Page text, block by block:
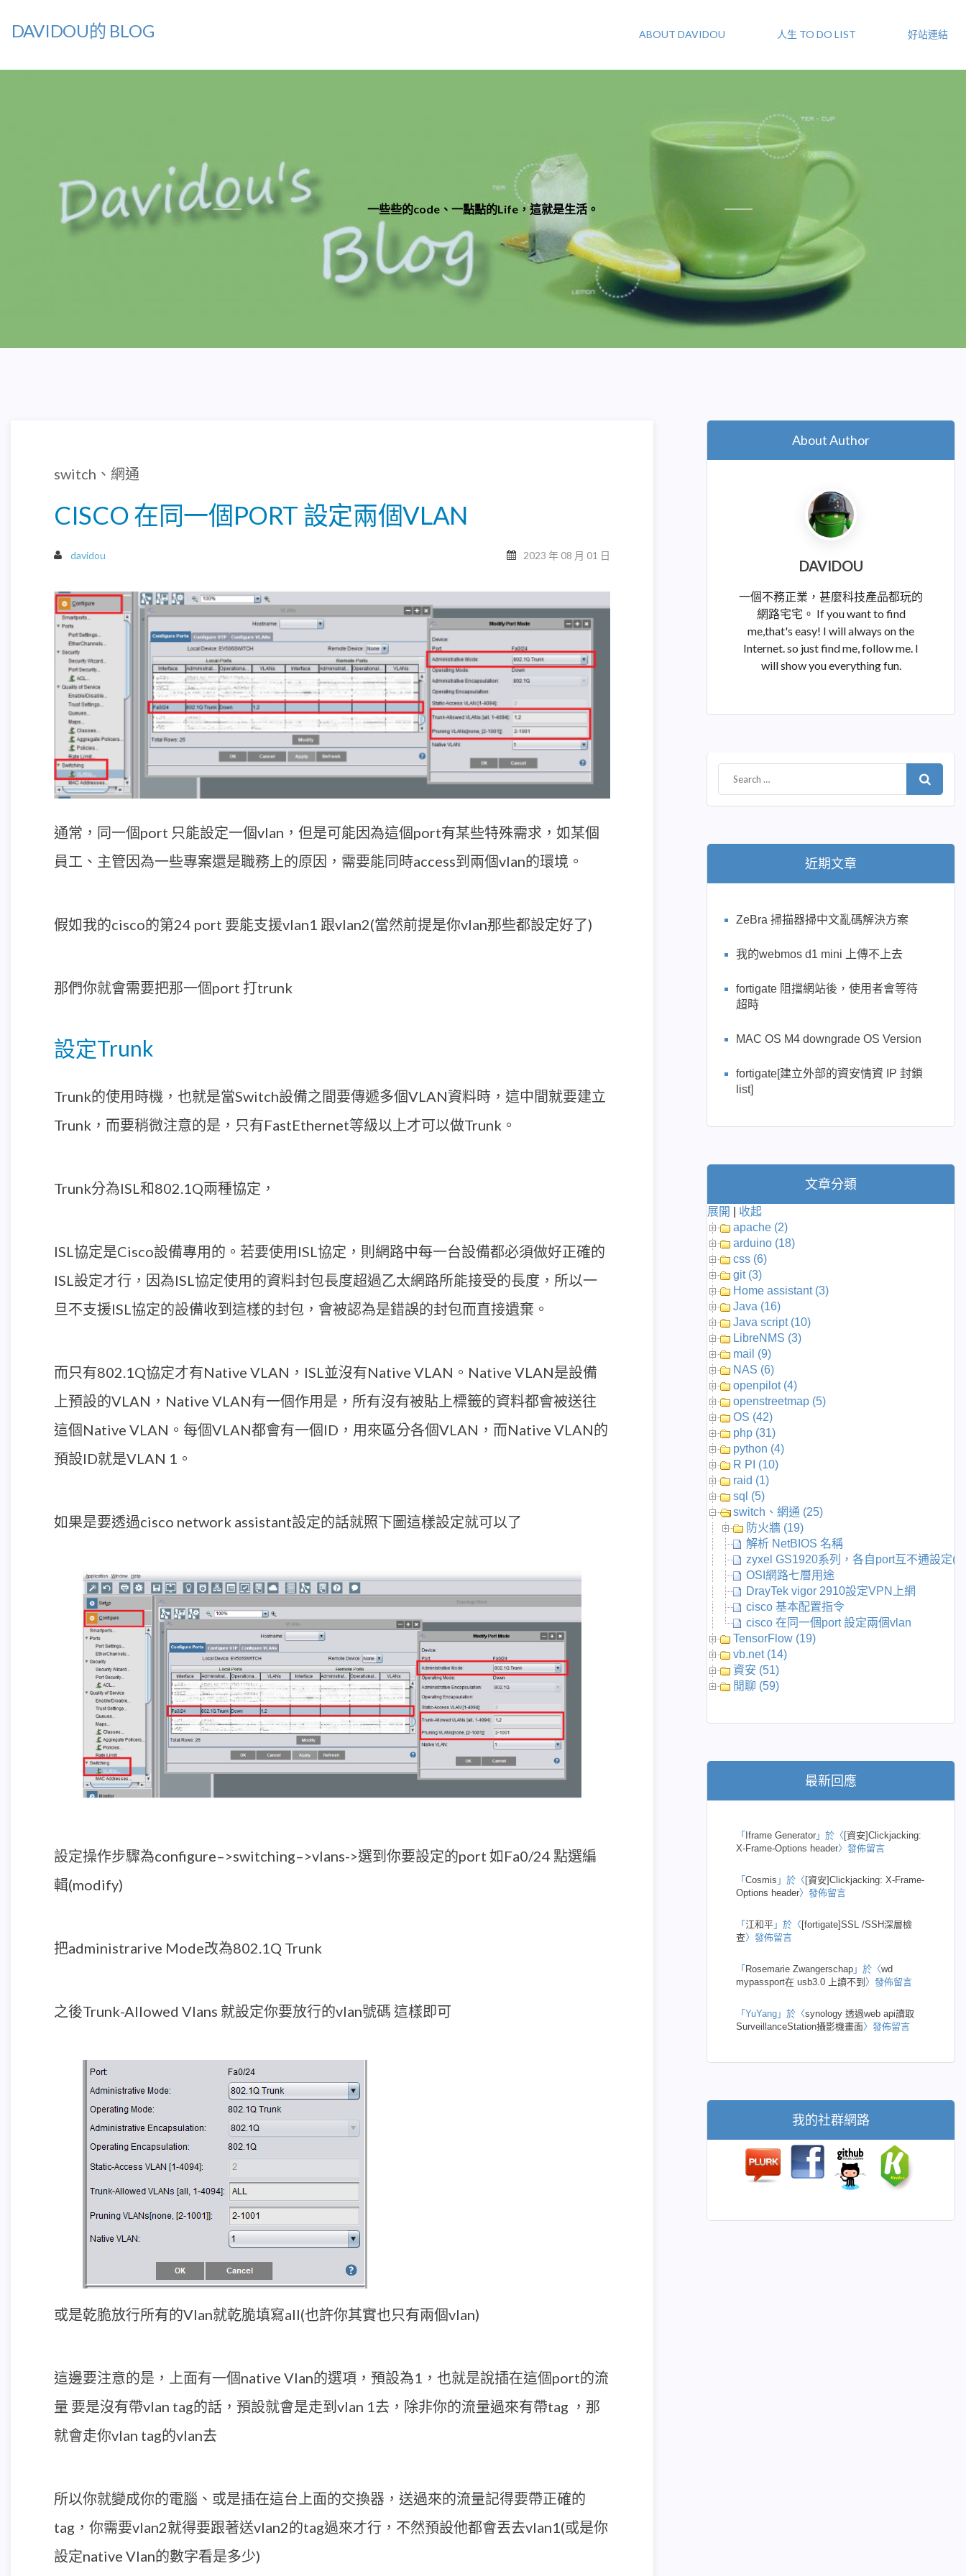
DAVIDOU的 BLOG ABOUT DAVIDOU 人生 TO DO LIST 好站連結
一些些的code、一點點的Life，這就是生活。
switch、網通
CISCO 在同一個PORT 設定兩個VLAN
davidou 2023 年 08 月 01 日
通常，同一個port 只能設定一個vlan，但是可能因為這個port有某些特殊需求，如某個
員工、主管因為一些專案還是職務上的原因，需要能同時access到兩個vlan的環境。
假如我的cisco的第24 port 要能支援vlan1 跟vlan2(當然前提是你vlan那些都設定好了)
那們你就會需要把那一個port 打trunk
設定Trunk
Trunk的使用時機，也就是當Switch設備之間要傳遞多個VLAN資料時，這中間就要建立
Trunk，而要稍微注意的是，只有FastEthernet等級以上才可以做Trunk。
Trunk分為ISL和802.1Q兩種協定，
ISL協定是Cisco設備專用的。若要使用ISL協定，則網路中每一台設備都必須做好正確的
ISL設定才行，因為ISL協定使用的資料封包長度超過乙太網路所能接受的長度，所以一
旦不支援ISL協定的設備收到這樣的封包，會被認為是錯誤的封包而直接遺棄。
而只有802.1Q協定才有Native VLAN，ISL並沒有Native VLAN。Native VLAN是設備
上預設的VLAN，Native VLAN有一個作用是，所有沒有被貼上標籤的資料都會被送往
這個Native VLAN。每個VLAN都會有一個ID，用來區分各個VLAN，而Native VLAN的
預設ID就是VLAN 1。
如果是要透過cisco network assistant設定的話就照下圖這樣設定就可以了
設定操作步驟為configure–>switching–>vlans->選到你要設定的port 如Fa0/24 點選編
輯(modify)
把administrarive Mode改為802.1Q Trunk
之後Trunk-Allowed Vlans 就設定你要放行的vlan號碼 這樣即可
或是乾脆放行所有的Vlan就乾脆填寫all(也許你其實也只有兩個vlan)
這邊要注意的是，上面有一個native Vlan的選項，預設為1，也就是說插在這個port的流
量 要是沒有帶vlan tag的話，預設就會是走到vlan 1去，除非你的流量過來有帶tag ，那
就會走你vlan tag的vlan去
所以你就變成你的電腦、或是插在這台上面的交換器，送過來的流量記得要帶正確的
tag，你需要vlan2就得要跟著送vlan2的tag過來才行，不然預設他都會丟去vlan1(或是你
設定native Vlan的數字看是多少)
About Author
DAVIDOU
一個不務正業，甚麼科技產品都玩的
網路宅宅。 If you want to find
me,that's easy! I will always on the
Internet. so just find me, follow me. I
will show you everything fun.
近期文章
ZeBra 掃描器掃中文亂碼解決方案
我的webmos d1 mini 上傳不上去
fortigate 阻擋網站後，使用者會等待
超時
MAC OS M4 downgrade OS Version
fortigate[建立外部的資安情資 IP 封鎖
list]
文章分類
展開
收起
apache (2)
arduino (18)
css (6)
git (3)
Home assistant (3)
Java (16)
Java script (10)
LibreNMS (3)
mail (9)
NAS (6)
openpilot (4)
openstreetmap (5)
OS (42)
php (31)
python (4)
R PI (10)
raid (1)
sql (5)
switch、網通 (25)
防火牆 (19)
解析 NetBIOS 名稱
zyxel GS1920系列，各自port互不通設定(
OSI網路七層用途
DrayTek vigor 2910設定VPN上網
cisco 基本配置指令
cisco 在同一個port 設定兩個vlan
TensorFlow (19)
vb.net (14)
資安 (51)
閒聊 (59)
最新回應
「 Iframe Generator 」於〈 [資安]Clickjacking:
X-Frame-Options header〉發佈留言
「Cosmis 」於〈 [資安]Clickjacking: X-Frame-
Options header〉發佈留言
「江和平 」於〈 [fortigate]SSL /SSH深層檢
查〉發佈留言
「 Rosemarie Zwangerschap 」於〈wd
mypassport在 usb3.0 上讀不到 〉發佈留言
「YuYang 」於〈synology 透過web api讀取
SurveillanceStation攝影機畫面〉發佈留言
我的社群網路